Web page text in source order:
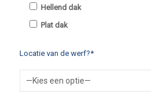
Hellend dak
Plat dak
Locatie van de werf?*